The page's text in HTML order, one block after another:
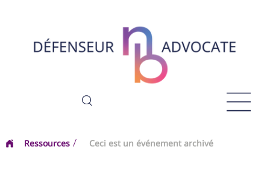
Ressources Ceci est un événement archivé